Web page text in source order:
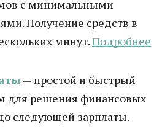
с минимальными
Получение средств в
минут.Подробнее
— простой и быстрый
для решения финансовых
следующей зарплаты.